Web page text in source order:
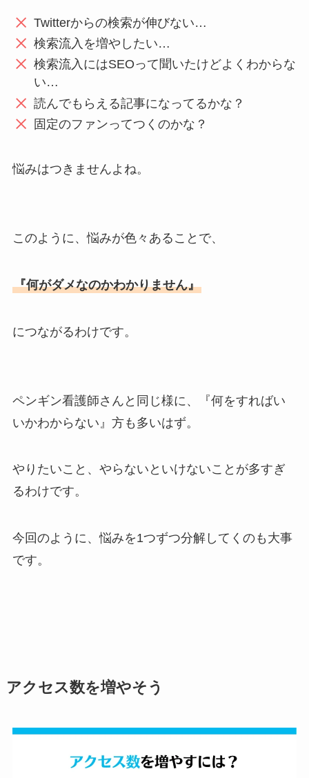
Twitterからの検索が伸びない…
検索流入を増やしたい…
検索流入にはSEOって聞いたけどよくわからな
い…
読んでもらえる記事になってるかな？
固定のファンってつくのかな？
悩みはつきませんよね。
このように、悩みが色々あることで、
『何がダメなのかわかりません』
につながるわけです。
ペンギン看護師さんと同じ様に、『何をすればい
いかわからない』方も多いはず。
やりたいこと、やらないといけないことが多すぎ
るわけです。
今回のように、悩みを1つずつ分解してくのも大事
です。
アクセス数を増やそう